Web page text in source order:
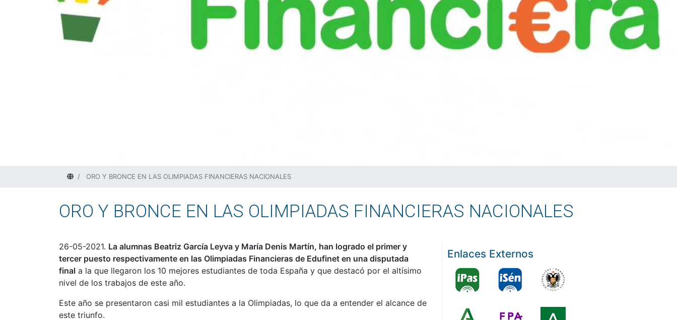
HomeORO Y BRONCE EN LAS OLIMPIADAS FINANCIERAS NACIONALES
ORO Y BRONCE EN LAS OLIMPIADAS FINANCIERAS NACIONALES
26-05-2021. La alumnas Beatriz García Leyva y María Denis Martín, han logrado el primer y
tercer puesto respectivamente en las Olimpiadas Financieras de Edufinet en una disputada
final a la que llegaron los 10 mejores estudiantes de toda España y que destacó por el altísimo
nivel de los trabajos de este año.
Este año se presentaron casi mil estudiantes a la Olimpiadas, lo que da a entender el alcance de
este triunfo.
Enlaces Externos